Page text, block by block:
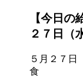
【今日の
２７日（
５月２７日
食